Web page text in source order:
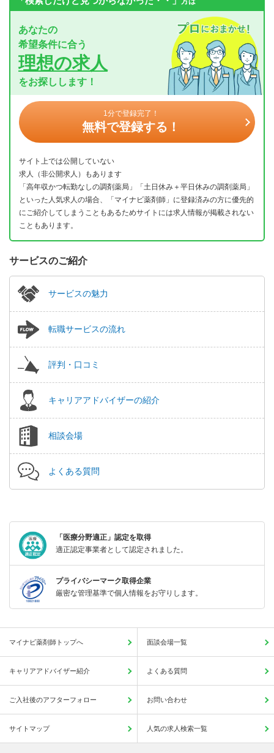
あなたの
希望条件に合う
理想の求人
をお探しします！
1分で登録完了！
無料で登録する！
サイト上では公開していない
求人（非公開求人）もあります
「高年収かつ転勤なしの調剤薬局」「土日休み＋平日休みの調剤薬局」
といった人気求人の場合、「マイナビ薬剤師」に登録済みの方に優先的
にご紹介してしまうこともあるためサイトには求人情報が掲載されない
こともあります。
サービスのご紹介
サービスの魅力
転職サービスの流れ
評判・口コミ
キャリアアドバイザーの紹介
相談会場
よくある質問
「医療分野適正」認定を取得
適正認定事業者として認定されました。
プライバシーマーク取得企業
厳密な管理基準で個人情報をお守りします。
マイナビ薬剤師トップへ 面談会場一覧
キャリアアドバイザー紹介 よくある質問
ご入社後のアフターフォロー お問い合わせ
サイトマップ 人気の求人検索一覧